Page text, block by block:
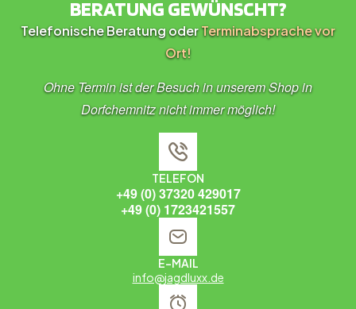
BERATUNG GEWÜNSCHT?
Telefonische Beratung oderTerminabsprache vor
Ort!
Ohne Termin ist der Besuch in unserem Shop in
Dorfchemnitz nicht immer möglich!
TELEFON
+49 (0) 37320 429017
+49 (0) 1723421557
E-MAIL
info@jagdluxx.de